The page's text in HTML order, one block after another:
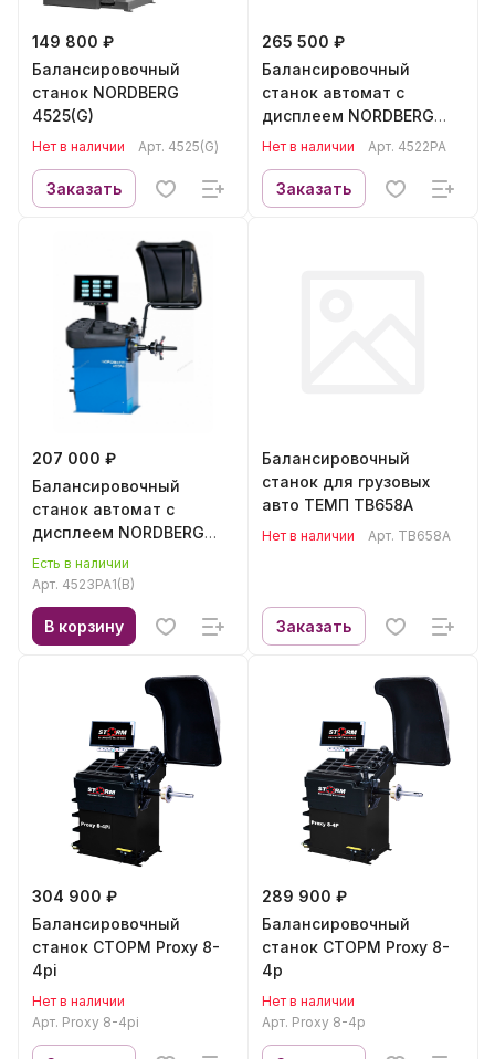
149 800 ₽
Балансировочный
станок NORDBERG
4525(G)
Нет в наличии Арт. 4525(G)
Заказать
265 500 ₽
Балансировочный
станок автомат с
дисплеем NORDBERG
4522PA
Нет в наличии Арт. 4522PA
Заказать
207 000 ₽
Балансировочный
станок автомат с
дисплеем NORDBERG
4523PA1(B)
Есть в наличии
Арт. 4523PA1(B)
В корзину
Балансировочный
станок для грузовых
авто ТЕМП TB658A
Нет в наличии Арт. TB658A
Заказать
304 900 ₽
Балансировочный
станок СТОРМ Proxy 8-
4pi
Нет в наличии
Арт. Proxy 8-4pi
289 900 ₽
Балансировочный
станок СТОРМ Proxy 8-
4p
Нет в наличии
Арт. Proxy 8-4p